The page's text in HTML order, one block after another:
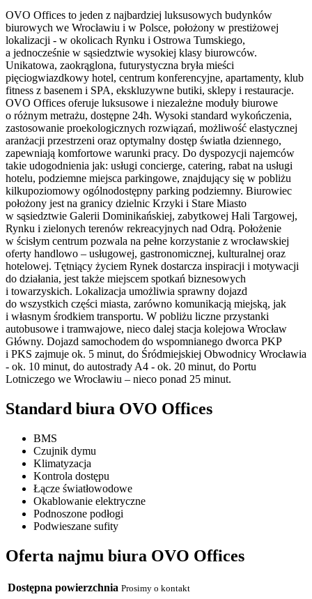
OVO Offices to jeden z najbardziej luksusowych budynków
biurowych we Wrocławiu i w Polsce, położony w prestiżowej
lokalizacji - w okolicach Rynku i Ostrowa Tumskiego,
a jednocześnie w sąsiedztwie wysokiej klasy biurowców.
Unikatowa, zaokrąglona, futurystyczna bryła mieści
pięciogwiazdkowy hotel, centrum konferencyjne, apartamenty, klub
fitness z basenem i SPA, ekskluzywne butiki, sklepy i restauracje.
OVO Offices oferuje luksusowe i niezależne moduły biurowe
o różnym metrażu, dostępne 24h. Wysoki standard wykończenia,
zastosowanie proekologicznych rozwiązań, możliwość elastycznej
aranżacji przestrzeni oraz optymalny dostęp światła dziennego,
zapewniają komfortowe warunki pracy. Do dyspozycji najemców
takie udogodnienia jak: usługi concierge, catering, rabat na usługi
hotelu, podziemne miejsca parkingowe, znajdujący się w pobliżu
kilkupoziomowy ogólnodostępny parking podziemny. Biurowiec
położony jest na granicy dzielnic Krzyki i Stare Miasto
w sąsiedztwie Galerii Dominikańskiej, zabytkowej Hali Targowej,
Rynku i zielonych terenów rekreacyjnych nad Odrą. Położenie
w ścisłym centrum pozwala na pełne korzystanie z wrocławskiej
oferty handlowo – usługowej, gastronomicznej, kulturalnej oraz
hotelowej. Tętniący życiem Rynek dostarcza inspiracji i motywacji
do działania, jest także miejscem spotkań biznesowych
i towarzyskich. Lokalizacja umożliwia sprawny dojazd
do wszystkich części miasta, zarówno komunikacją miejską, jak
i własnym środkiem transportu. W pobliżu liczne przystanki
autobusowe i tramwajowe, nieco dalej stacja kolejowa Wrocław
Główny. Dojazd samochodem do wspomnianego dworca PKP
i PKS zajmuje ok. 5 minut, do Śródmiejskiej Obwodnicy Wrocławia
- ok. 10 minut, do autostrady A4 - ok. 20 minut, do Portu
Lotniczego we Wrocławiu – nieco ponad 25 minut.
Standard biura OVO Offices
BMS
Czujnik dymu
Klimatyzacja
Kontrola dostępu
Łącze światłowodowe
Okablowanie elektryczne
Podnoszone podłogi
Podwieszane sufity
Oferta najmu biura OVO Offices
Dostępna powierzchnia Prosimy o kontakt